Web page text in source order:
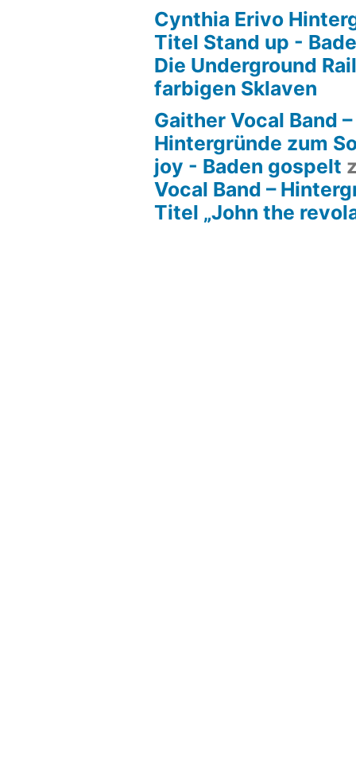
Cynthia Erivo
Titel Stand up -
Die Underground
farbigen Sklaven
Gaither Vocal Band –
Hintergründe zum
joy - Baden gospelt
Vocal Band –
Titel „John the